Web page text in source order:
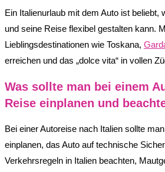
Ein Italienurlaub mit dem Auto ist beliebt,
und seine Reise flexibel gestalten kann.
Lieblingsdestinationen wie Toskana,
erreichen und das „dolce vita“ in vollen
Was sollte man bei einem
Reise einplanen und
Bei einer Autoreise nach Italien sollte
einplanen, das Auto auf technische
Verkehrsregeln in Italien beachten,